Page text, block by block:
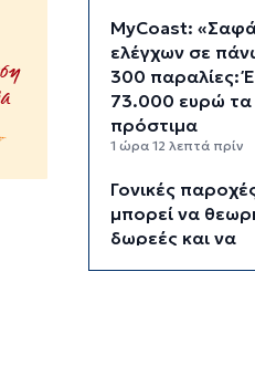
MyCoast:
ελέγχων σε
300 παραλίες:
73.000 ευρώ τα
πρόστιμα
1 ώρα 12 λεπτά πρίν
Γονικές
μπορεί να
δωρεές και να